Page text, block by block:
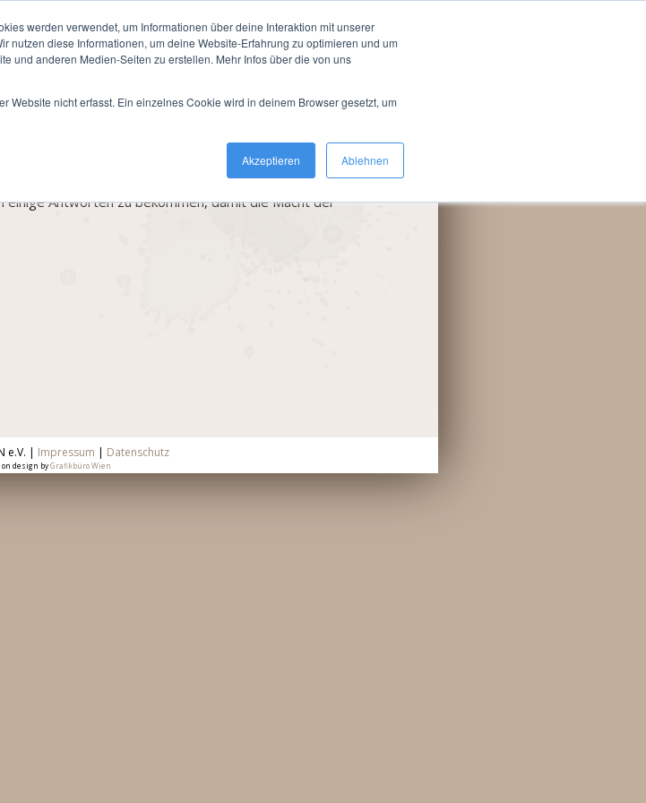
werden verwendet, um Informationen über deine Interaktion mit unserer
nutzen diese Informationen, um deine Website-Erfahrung zu optimieren und um
und anderen Medien-Seiten zu erstellen. Mehr Infos über die von uns
nicht erfasst. Ein einzelnes Cookie wird in deinem Browser gesetzt, um
Akzeptieren Ablehnen
Anmeldung NSC Infos Mein Farmion
»2016»Das Erbe Ronramars II - Der Schlüssel
Ylayon zu dem Schluss gekommen, dass diese Prophezeiung
verweisen muss. Es wurde beschlossen, das Orakel im
Antworten zu bekommen, damit die Macht der
e.V. | Impressum | Datenschutz
on design byGrafikbüro Wien